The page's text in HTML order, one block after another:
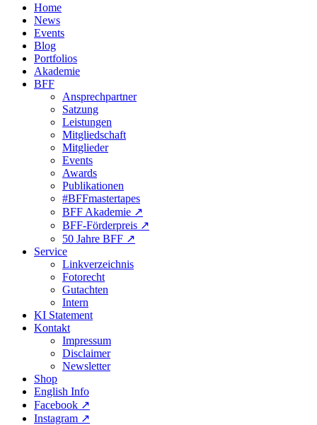
Home
News
Events
Blog
Portfolios
Akademie
BFF
Ansprechpartner
Satzung
Leistungen
Mitgliedschaft
Mitglieder
Events
Awards
Publikationen
#BFFmastertapes
BFF Akademie ↗︎
BFF-Förderpreis ↗︎
50 Jahre BFF ↗︎
Service
Linkverzeichnis
Fotorecht
Gutachten
Intern
KI Statement
Kontakt
Impressum
Disclaimer
Newsletter
Shop
English Info
Facebook ↗︎
Instagram ↗︎